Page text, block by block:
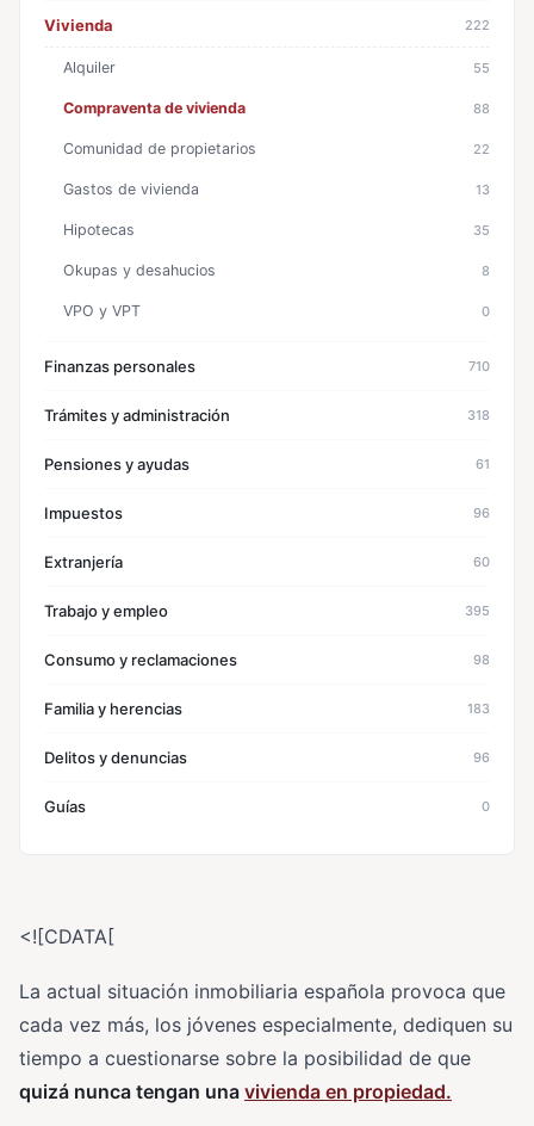
Vivienda 222
Alquiler 55
Compraventa de vivienda 88
Comunidad de propietarios 22
Gastos de vivienda 13
Hipotecas 35
Okupas y desahucios 8
VPO y VPT 0
Finanzas personales 710
Trámites y administración 318
Pensiones y ayudas 61
Impuestos 96
Extranjería 60
Trabajo y empleo 395
Consumo y reclamaciones 98
Familia y herencias 183
Delitos y denuncias 96
Guías 0
<![CDATA[
La actual situación inmobiliaria española provoca que
cada vez más, los jóvenes especialmente, dediquen su
tiempo a cuestionarse sobre la posibilidad de que
quizá nunca tengan una vivienda en propiedad.